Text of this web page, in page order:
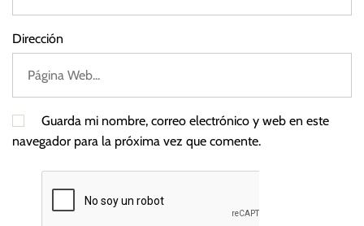
e
Dirección
Guarda mi nombre, correo electrónico y web en este
navegador para la próxima vez que comente.